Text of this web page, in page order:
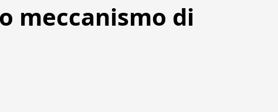
meccanismo di